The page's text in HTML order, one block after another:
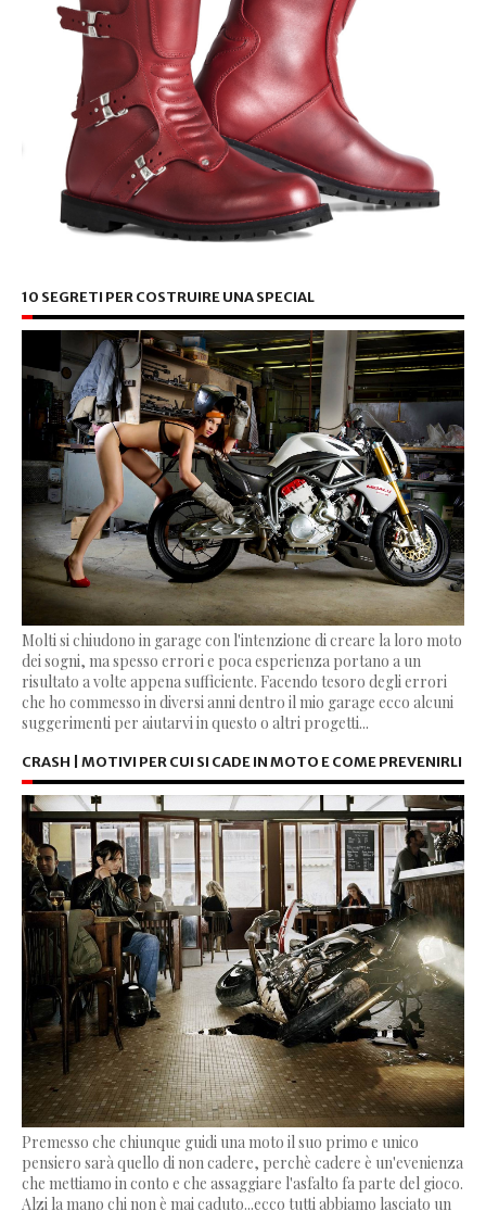
10 SEGRETI PER COSTRUIRE UNA SPECIAL
Molti si chiudono in garage con l'intenzione di creare la loro moto
dei sogni, ma spesso errori e poca esperienza portano a un
risultato a volte appena sufficiente. Facendo tesoro degli errori
che ho commesso in diversi anni dentro il mio garage ecco alcuni
suggerimenti per aiutarvi in questo o altri progetti...
CRASH | MOTIVI PER CUI SI CADE IN MOTO E COME PREVENIRLI
Premesso che chiunque guidi una moto il suo primo e unico
pensiero sarà quello di non cadere, perchè cadere è un'evenienza
che mettiamo in conto e che assaggiare l'asfalto fa parte del gioco.
Alzi la mano chi non è mai caduto...ecco tutti abbiamo lasciato un